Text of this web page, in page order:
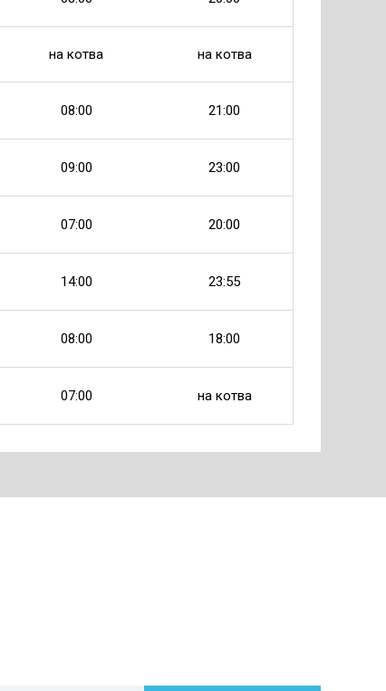
на котва на котва
08:00 21:00
09:00 23:00
07:00 20:00
14:00 23:55
08:00 18:00
07:00 на котва